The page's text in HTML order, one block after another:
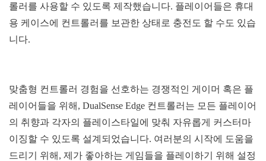
롤러를 사용할 수 있도록 제작했습니다. 플레이어들은 휴대
용 케이스에 컨트롤러를 보관한 상태로 충전도 할 수도 있습
니다.
맞춤형 컨트롤러 경험을 선호하는 경쟁적인 게이머 혹은 플
레이어들을 위해, DualSense Edge 컨트롤러는 모든 플레이어
의 취향과 각자의 플레이스타일에 맞춰 자유롭게 커스터마
이징할 수 있도록 설계되었습니다. 여러분의 시작에 도움을
드리기 위해, 제가 좋아하는 게임들을 플레이하기 위해 설정